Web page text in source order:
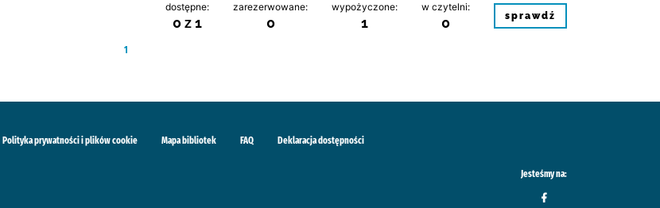
dostępne:
0 z 1
zarezerwowane:
0
wypożyczone:
1
w czytelni:
0 sprawdź
1
Polityka prywatności i plików cookie Mapa bibliotek FAQ Deklaracja dostępności
Jesteśmy na: